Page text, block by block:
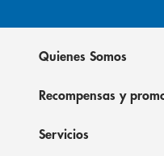
Quienes Somos
Recompensas y
Servicios